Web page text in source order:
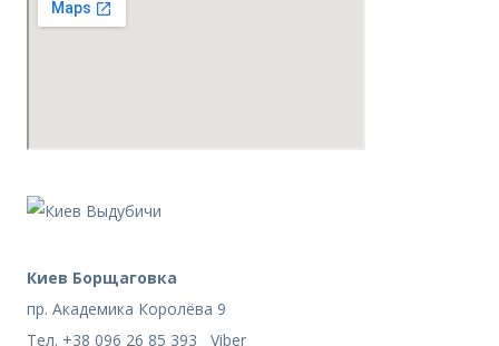
Киев Борщаговка
пр. Академика Королёва 9
Тел. +38 096 26 85 393 Viber